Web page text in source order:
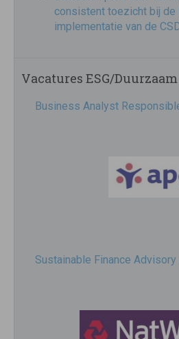
consistent toezicht bij de
implementatie van de
Vacatures ESG/
Business Analyst
Sustainable Finance